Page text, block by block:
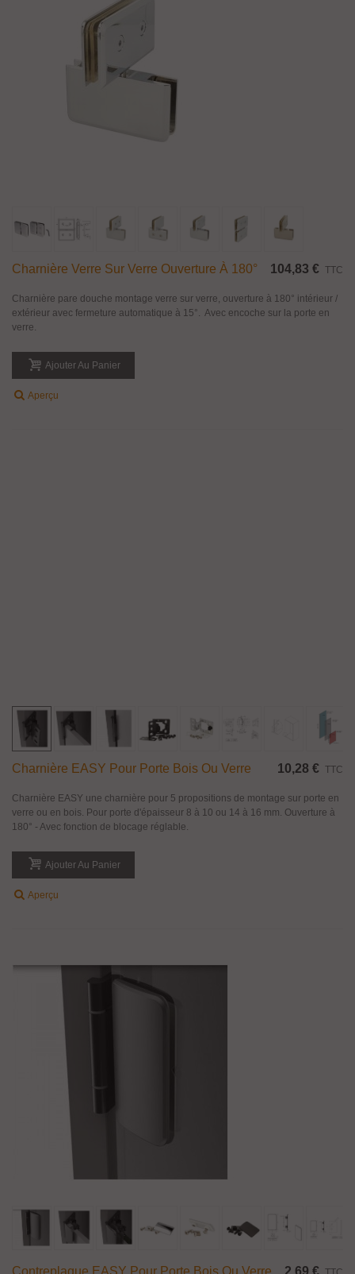
Charnière Verre Sur Verre Ouverture À 180° 104,83 € TTC
Charnière pare douche montage verre sur verre, ouverture à 180° intérieur /
extérieur avec fermeture automatique à 15°. Avec encoche sur la porte en
verre.
Ajouter Au Panier
Aperçu
Charnière EASY Pour Porte Bois Ou Verre 10,28 € TTC
Charnière EASY une charnière pour 5 propositions de montage sur porte en
verre ou en bois. Pour porte d'épaisseur 8 à 10 ou 14 à 16 mm. Ouverture à
180° - Avec fonction de blocage réglable.
Ajouter Au Panier
Aperçu